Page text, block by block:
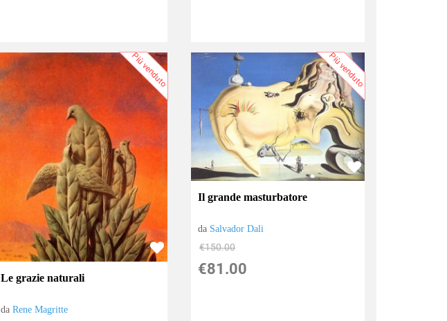
Più venduto
Le grazie naturali
daRene Magritte
Più venduto
Il grande masturbatore
da Salvador Dali
€150.00
€81.00